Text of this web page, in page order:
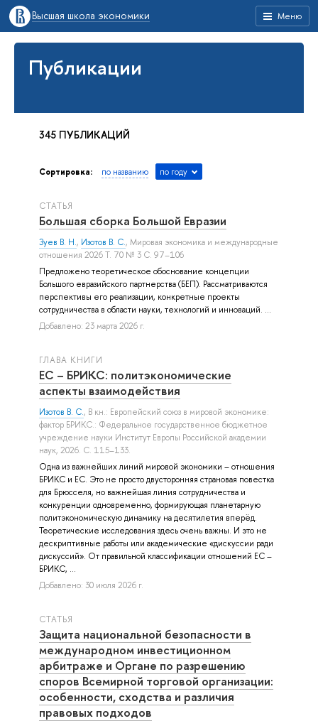
Меню
Высшая школа экономики
Публикации
345 ПУБЛИКАЦИЙ
Сортировка: по названию по году
СТАТЬЯ
Большая сборка Большой Евразии
Зуев В. Н., Изотов В. С., Мировая экономика и международные
отношения 2026 Т. 70 № 3 С. 97–106
Предложено теоретическое обоснование концепции
Большого евразийского партнерства (БЕП). Рассматриваются
перспективы его реализации, конкретные проекты
сотрудничества в области науки, технологий и инноваций. ...
Добавлено: 23 марта 2026 г.
ГЛАВА КНИГИ
ЕС – БРИКС: политэкономические
аспекты взаимодействия
Изотов В. С., В кн.: Европейский союз в мировой экономике:
фактор БРИКС.: Федеральное государственное бюджетное
учреждение науки Институт Европы Российской академии
наук, 2026. С. 115–133.
Одна из важнейших линий мировой экономики – отношения
БРИКС и ЕС. Это не просто двусторонняя страновая повестка
для Брюсселя, но важнейшая линия сотрудничества и
конкуренции одновременно, формирующая планетарную
политэкономическую динамику на десятилетия вперёд.
Теоретические исследования здесь очень важны. И это не
дескриптивные работы или академические «дискуссии ради
дискуссий». От правильной классификации отношений ЕС –
БРИКС, ...
Добавлено: 30 июля 2026 г.
СТАТЬЯ
Защита национальной безопасности в
международном инвестиционном
арбитраже и Органе по разрешению
споров Всемирной торговой организации:
особенности, сходства и различия
правовых подходов